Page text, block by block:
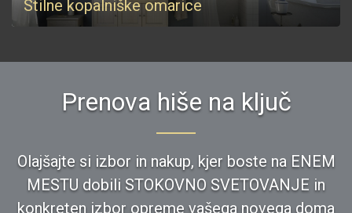
Stilne kopalniške omarice
Prenova hiše na ključ
Olajšajte si izbor in nakup, kjer boste na ENEM
MESTU dobili STOKOVNO SVETOVANJE in
konkreten izbor opreme vašega novega doma